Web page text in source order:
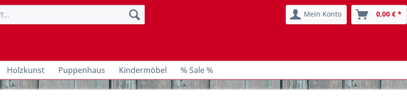
Mein Konto 0,00 € *
Holzkunst Puppenhaus Kindermöbel % Sale %